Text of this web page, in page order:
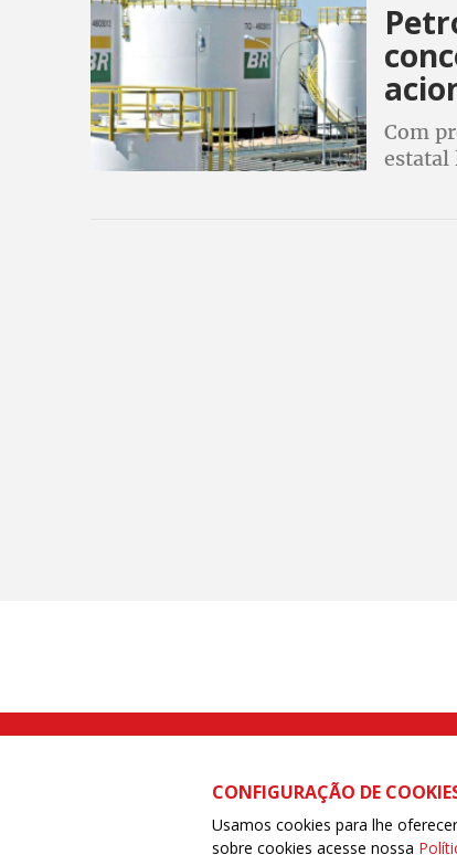
Com
estatal
Rua Caetano Pinto nº 575
CONFIGURAÇÃO DE
Usamos cookies para lhe
sobre cookies acesse nossa